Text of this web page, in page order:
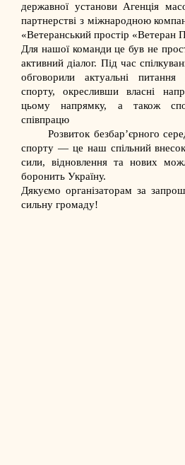
державної установи Агенція
партнерстві з міжнародною
«Ветеранський простір «Ветеран
Для нашої команди це був не
активний діалог. Під час
обговорили актуальні питання
спорту, окресливши власні
цьому напрямку, а також
співпрацю
Розвиток безбар’єрного
спорту — це наш спільний
сили, відновлення та нових
боронить Україну.
Дякуємо організаторам за
сильну громаду!